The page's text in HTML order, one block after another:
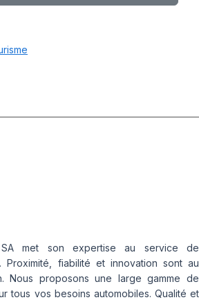
SA met son expertise au service de
Proximité, fiabilité et innovation sont au
Nous proposons une large gamme de
tous vos besoins automobiles. Qualité et